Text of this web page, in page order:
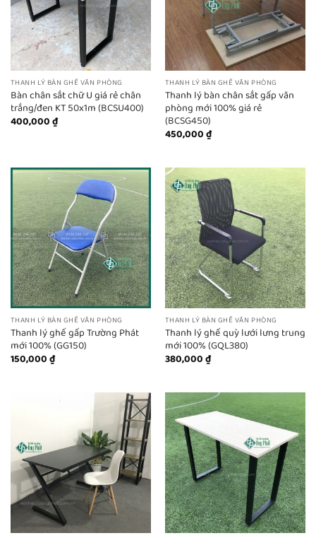
THANH LÝ BÀN GHẾ VĂN PHÒNG
Bàn chân sắt chữ U giá rẻ chân
trắng/đen KT 50x1m (BCSU400)
400,000₫
THANH LÝ BÀN GHẾ VĂN PHÒNG
Thanh lý bàn chân sắt gấp văn
phòng mới 100% giá rẻ
(BCSG450)
450,000₫
THANH LÝ BÀN GHẾ VĂN PHÒNG
Thanh lý ghế gấp Trường Phát
mới 100% (GG150)
150,000₫
THANH LÝ BÀN GHẾ VĂN PHÒNG
Thanh lý ghế quỳ lưới lưng trung
mới 100% (GQL380)
380,000₫